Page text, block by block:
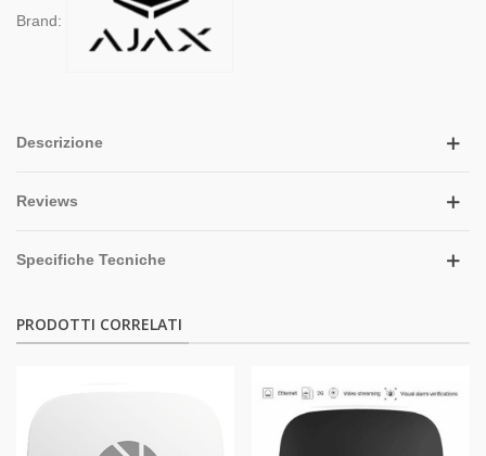
Brand:
Descrizione
Reviews
Specifiche Tecniche
PRODOTTI CORRELATI